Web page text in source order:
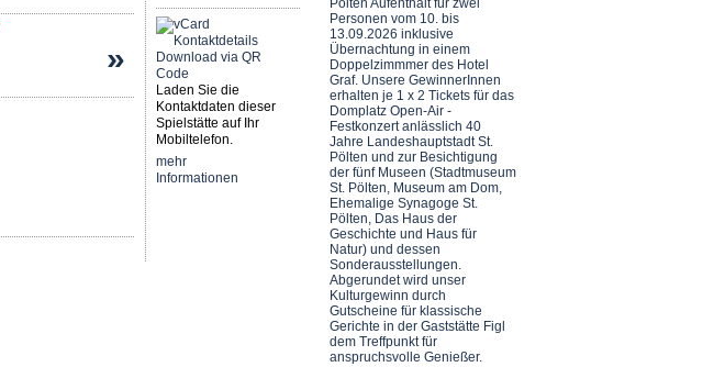
»
Laden Sie die
Kontaktdaten dieser
Spielstätte auf Ihr
Mobiltelefon.
mehr
Informationen
Pölten Aufenthalt für zwei
Personen vom 10. bis
13.09.2026 inklusive
Übernachtung in einem
Doppelzimmmer des Hotel
Graf. Unsere GewinnerInnen
erhalten je 1 x 2 Tickets für das
Domplatz Open-Air -
Festkonzert anlässlich 40
Jahre Landeshauptstadt St.
Pölten und zur Besichtigung
der fünf Museen (Stadtmuseum
St. Pölten, Museum am Dom,
Ehemalige Synagoge St.
Pölten, Das Haus der
Geschichte und Haus für
Natur) und dessen
Sonderausstellungen.
Abgerundet wird unser
Kulturgewinn durch
Gutscheine für klassische
Gerichte in der Gaststätte Figl
dem Treffpunkt für
anspruchsvolle Genießer.